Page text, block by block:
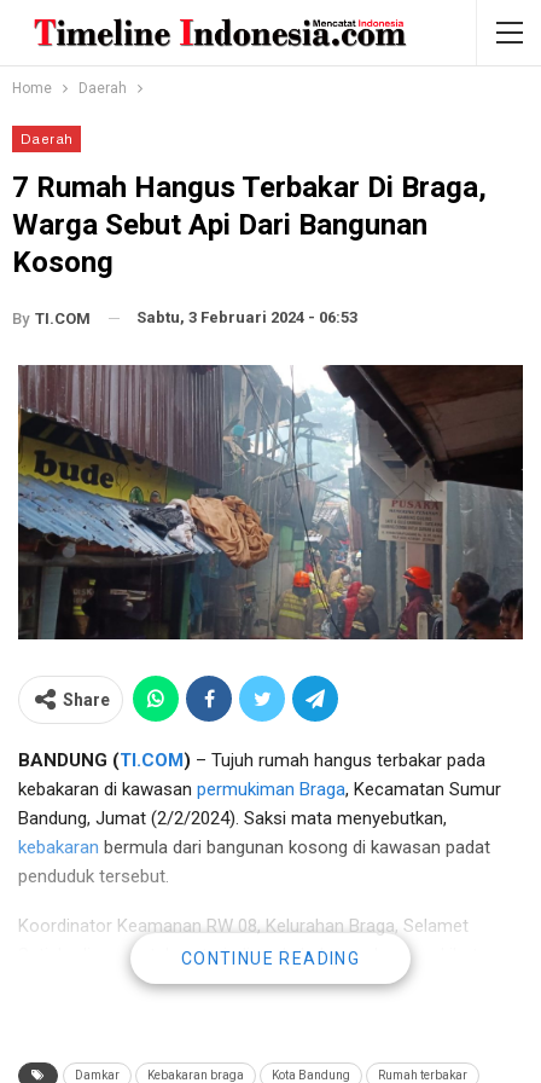
Home Daerah
Daerah
7 Rumah Hangus Terbakar Di Braga,
Warga Sebut Api Dari Bangunan
Kosong
By TI.COM Sabtu, 3 Februari 2024 - 06:53
Share
BANDUNG (TI.COM) – Tujuh rumah hangus terbakar pada
kebakaran di kawasan permukiman Braga, Kecamatan Sumur
Bandung, Jumat (2/2/2024). Saksi mata menyebutkan,
kebakaran bermula dari bangunan kosong di kawasan padat
penduduk tersebut.
Koordinator Keamanan RW 08, Kelurahan Braga, Selamet
Setiabudi mengatakan, terjadinya kebakaran dugaan akibat arus
. Selamet menambahkan, bahwa awal terjadi kebakaran
“Awal terlihat itu ada di rumah kosong, mungkin merembet ke
CONTINUE READING
Damkar Kebakaran braga Kota Bandung Rumah terbakar